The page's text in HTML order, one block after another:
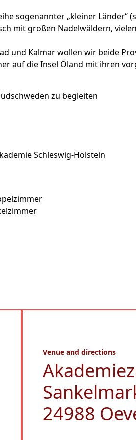
sogenannter „kleiner Länder“
mit großen Nadelwäldern,
und Kalmar wollen wir beide
auf die Insel Öland mit ihren
zu begleiten
Schleswig-Holstein
Venue and directions
24988